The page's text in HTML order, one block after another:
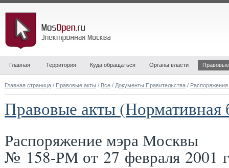
Главная Территория Куда обращаться Органы власти
Главная страница / Правовые акты / Все / Документы Правительства /
Правовые акты (Нормативная
Распоряжение мэра Москвы
№ 158-РМ от 27 февраля 2001